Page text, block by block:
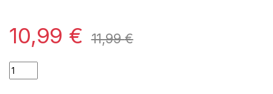
10,99 € 11,99€